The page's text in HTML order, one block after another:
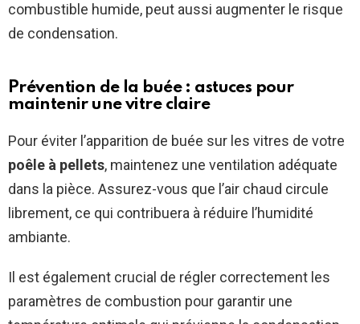
combustible humide, peut aussi augmenter le risque
de condensation.
Prévention de la buée : astuces pour
maintenir une vitre claire
Pour éviter l’apparition de buée sur les vitres de votre
poêle à pellets, maintenez une ventilation adéquate
dans la pièce. Assurez-vous que l’air chaud circule
librement, ce qui contribuera à réduire l’humidité
ambiante.
Il est également crucial de régler correctement les
paramètres de combustion pour garantir une